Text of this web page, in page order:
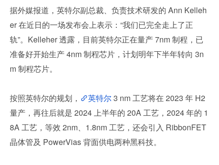
据外媒报道，英特尔副总裁、负责技术研发的 Ann Kelleh
er 在近日的一场发布会上表示：“我们已完全走上了正
轨”。Kelleher 透露，目前英特尔正在量产 7nm 制程，已
准备好开始生产 4nm 制程芯片，计划明年下半年转向 3n
m 制程芯片。
按照英特尔的规划， 英特尔 3 nm 工艺将在 2023 年 H2
量产，再往后就是 2024 上半年的 20A 工艺，2024 年的 1
8A 工艺，等效 2nm、1.8nm 工艺，还会引入 RibbonFET
晶体管及 PowerVias 背面供电两种黑科技。